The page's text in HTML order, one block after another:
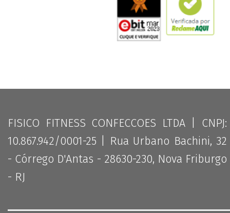
FISICO FITNESS CONFECCOES LTDA | CNPJ:
10.867.942/0001-25 | Rua Urbano Bachini, 32
- Córrego D'Antas - 28630-230, Nova Friburgo
- RJ